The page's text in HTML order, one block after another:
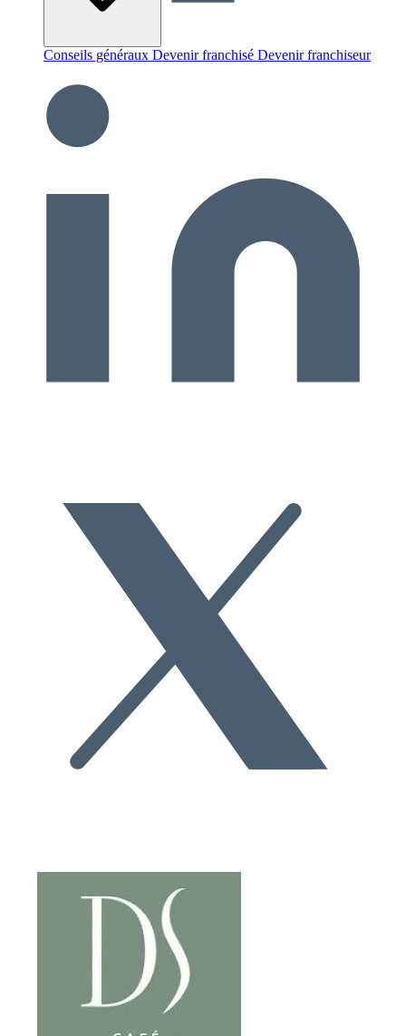
Conseils généraux Devenir franchisé Devenir franchiseur